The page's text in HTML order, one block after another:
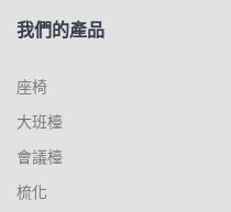
我們的產品
座椅
大班檯
會議檯
梳化